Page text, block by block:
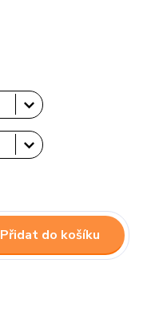
Přidat do košíku